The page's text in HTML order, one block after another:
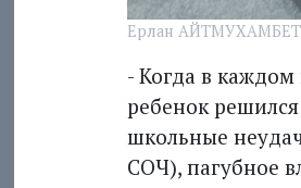
Ерлан
- Когда в
ребенок
школьные
СОЧ), пагубное